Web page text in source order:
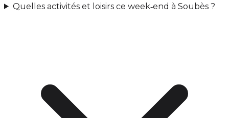
Quelles activités et loisirs ce week‑end à Soubès ?